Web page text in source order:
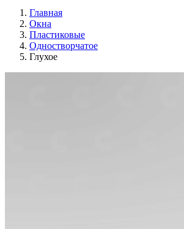
Главная
Окна
Пластиковые
Одностворчатое
Глухое